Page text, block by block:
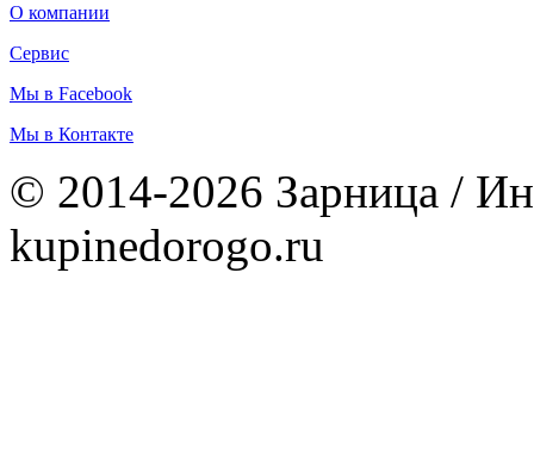
О компании
Сервис
Мы в Facebook
Мы в Контакте
© 2014-2026 Зарница /
kupinedorogo.ru